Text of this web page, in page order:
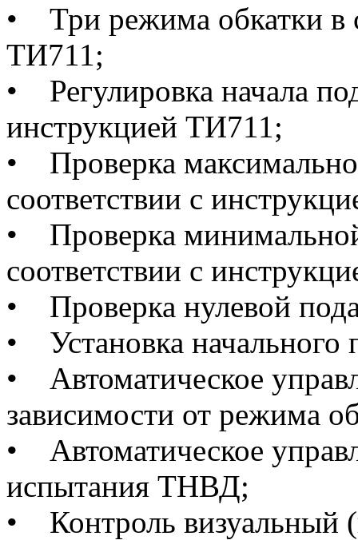
• Три режима обкатки в
ТИ711;
• Регулировка начала
инструкцией ТИ711;
• Проверка
соответствии с
• Проверка
соответствии с
• Проверка нулевой
• Установка начального
• Автоматическое
зависимости от режима
• Автоматическое
испытания ТНВД;
• Контроль визуальный